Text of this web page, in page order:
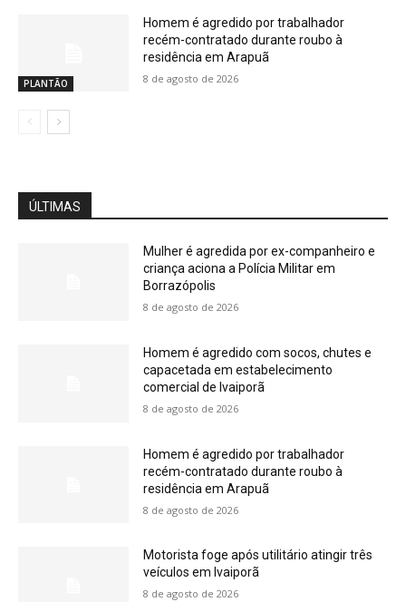
PLANTÃO
Homem é agredido por trabalhador
recém-contratado durante roubo à
residência em Arapuã
8 de agosto de 2026
ÚLTIMAS
Mulher é agredida por ex-companheiro e
criança aciona a Polícia Militar em
Borrazópolis
8 de agosto de 2026
Homem é agredido com socos, chutes e
capacetada em estabelecimento
comercial de Ivaiporã
8 de agosto de 2026
Homem é agredido por trabalhador
recém-contratado durante roubo à
residência em Arapuã
8 de agosto de 2026
Motorista foge após utilitário atingir três
veículos em Ivaiporã
8 de agosto de 2026